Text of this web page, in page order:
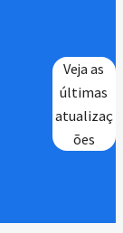
Veja as
últimas
atualizaç
ões